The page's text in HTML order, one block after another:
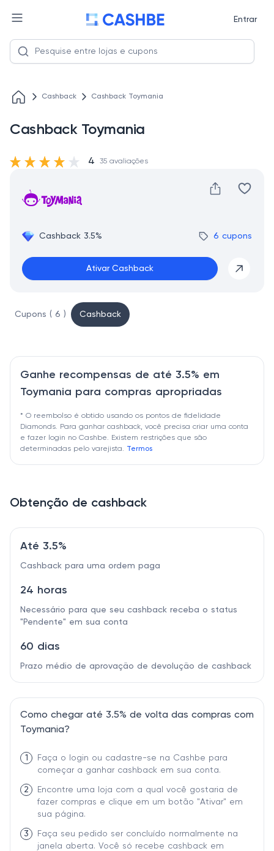
Entrar
Cashback Cashback Toymania
Cashback Toymania
Cashback 3.5% 6 cupons
Ativar Cashback
4 35 avaliações
Cupons ( 6 ) Cashback
Ganhe recompensas de até 3.5% em
Toymania para compras apropriadas
* O reembolso é obtido usando os pontos de fidelidade
Diamonds. Para ganhar cashback, você precisa criar uma conta
e fazer login no Cashbe. Existem restrições que são
determinadas pelo varejista. Termos
Obtenção de cashback
Até 3.5%
Cashback para uma ordem paga
24 horas
Necessário para que seu cashback receba o status
"Pendente" em sua conta
60 dias
Prazo médio de aprovação de devolução de cashback
Como chegar até 3.5% de volta das compras com
Toymania?
1
Faça o login ou cadastre-se na Cashbe para
começar a ganhar cashback em sua conta.
2
Encontre uma loja com a qual você gostaria de
fazer compras e clique em um botão "Ativar" em
sua página.
3
Faça seu pedido ser concluído normalmente na
janela aberta. Você só recebe cashback em